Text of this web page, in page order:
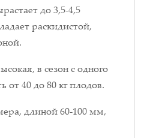
до 3,5-4,5
раскидистой,
в сезон с одного
от 40 до 80 кг плодов.
длиной 60-100 мм,